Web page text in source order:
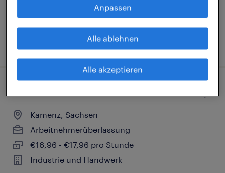
€17,58 - €23,43 pro Stunde
Industrie und Handwerk
Kamenz, Sachsen
Arbeitnehmerüberlassung
€16,96 - €17,96 pro Stunde
Industrie und Handwerk
Anpassen
Alle ablehnen
Alle akzeptieren